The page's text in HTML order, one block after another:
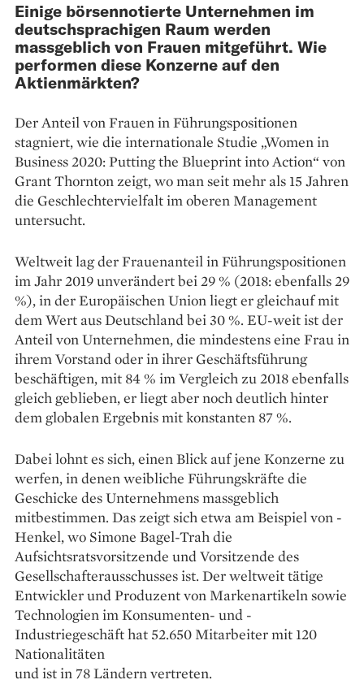
Einige börsennotierte Unternehmen im
deutschsprachigen Raum werden
massgeblich von Frauen mitgeführt. Wie
performen diese Konzerne auf den
Aktienmärkten?
Der Anteil von Frauen in Führungspositionen
stagniert, wie die internationale Studie „Women in
Business 2020: Putting the Blueprint into Action“ von
Grant Thornton zeigt, wo man seit mehr als 15 Jahren
die Geschlechtervielfalt im ­oberen Management
untersucht.
Weltweit lag der Frauen­anteil in Führungspositionen
im Jahr 2019 unverändert bei 29 % (2018: ebenfalls 29
%), in der Europäischen ­Union liegt er gleichauf mit
dem Wert aus Deutschland bei 30 %. EU-weit ist der
Anteil von Unternehmen, die mindestens eine Frau in
ihrem Vorstand oder in ihrer Geschäftsführung
beschäftigen, mit 84 % im ­Vergleich zu 2018 ebenfalls
gleich geblieben, er liegt aber noch deutlich hinter
dem globalen Er­gebnis mit konstanten 87 %.
Dabei lohnt es sich, einen Blick auf jene Konzerne zu
werfen, in ­denen weibliche Führungskräfte die
Geschicke des Unternehmens massgeblich
mitbestimmen. Das zeigt sich etwa am Beispiel von ­
Henkel, wo Simone Bagel-Trah die
Aufsichtsratsvorsitzende und Vorsitzende des
Gesellschafterausschusses ist. Der weltweit ­tätige
Entwickler und Produzent von Markenartikeln sowie
Tech­no­logien im Konsumenten- und ­
Industriegeschäft hat 52.650 Mit­arbeiter mit 120
Nationalitäten
und ist in 78 Ländern vertreten.